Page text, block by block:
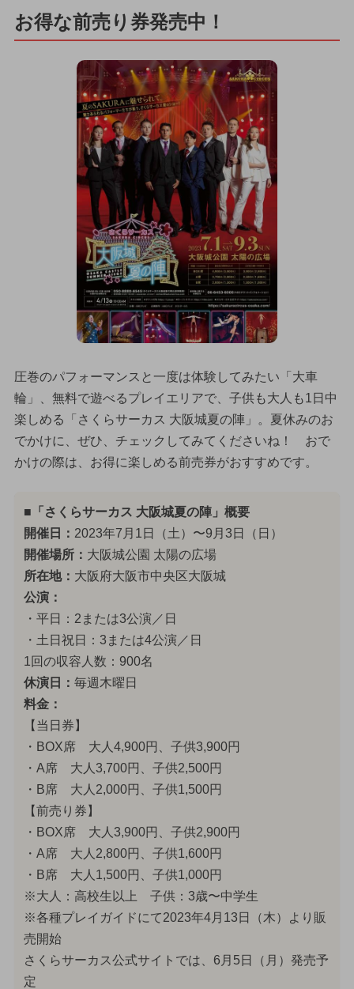
お得な前売り券発売中！
圧巻のパフォーマンスと一度は体験してみたい「大車
輪」、無料で遊べるプレイエリアで、子供も大人も1日中
楽しめる「さくらサーカス 大阪城夏の陣」。夏休みのお
でかけに、ぜひ、チェックしてみてくださいね！ おで
かけの際は、お得に楽しめる前売券がおすすめです。
■「さくらサーカス 大阪城夏の陣」概要
開催日： 2023年7月1日（土）〜9月3日（日）
開催場所： 大阪城公園 太陽の広場
所在地： 大阪府大阪市中央区大阪城
公演：
・平日：2または3公演／日
・土日祝日：3または4公演／日
1回の収容人数：900名
休演日： 毎週木曜日
料金：
【当日券】
・BOX席 大人4,900円、子供3,900円
・A席 大人3,700円、子供2,500円
・B席 大人2,000円、子供1,500円
【前売り券】
・BOX席 大人3,900円、子供2,900円
・A席 大人2,800円、子供1,600円
・B席 大人1,500円、子供1,000円
※大人：高校生以上 子供：3歳〜中学生
※各種プレイガイドにて2023年4月13日（木）より販
売開始
さくらサーカス公式サイトでは、6月5日（月）発売予
定